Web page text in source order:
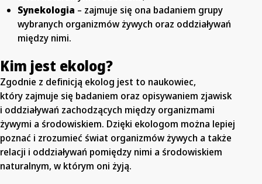
Synekologia – zajmuje się ona badaniem grupy
wybranych organizmów żywych oraz oddziaływań
między nimi.
Kim jest ekolog?
Zgodnie z definicją ekolog jest to naukowiec,
który zajmuje się badaniem oraz opisywaniem zjawisk
i oddziaływań zachodzących między organizmami
żywymi a środowiskiem. Dzięki ekologom można lepiej
poznać i zrozumieć świat organizmów żywych a także
relacji i oddziaływań pomiędzy nimi a środowiskiem
naturalnym, w którym oni żyją.